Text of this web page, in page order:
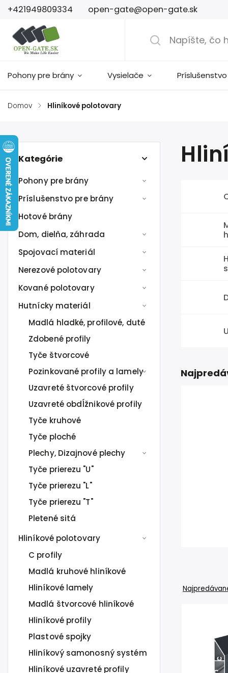
+421949809334 open-gate@open-gate.sk
Pohony pre brány Vysielače
Domov / Hliníkové polotovary
Kategórie
Pohony pre brány
Príslušenstvo pre brány
Hotové brány
Dom, dielňa, záhrada
Spojovací materiál
Nerezové polotovary
Kované polotovary
Hutnícky materiál
Madlá hladké, profilové, duté
Zdobené profily
Tyče štvorcové
Pozinkované profily a lamely
Uzavreté štvorcové profily
Uzavreté obdĺžnikové profily
Tyče kruhové
Tyče ploché
Plechy, Dizajnové plechy
Tyče prierezu "U"
Tyče prierezu "L"
Tyče prierezu "T"
Pletené sitá
Hliníkové polotovary
C profily
Madlá kruhové hliníkové
Hliníkové lamely
Madlá štvorcové hliníkové
Hliníkové profily
Plastové spojky
Hliníkový samonosný systém
Hliníkové uzavreté profily